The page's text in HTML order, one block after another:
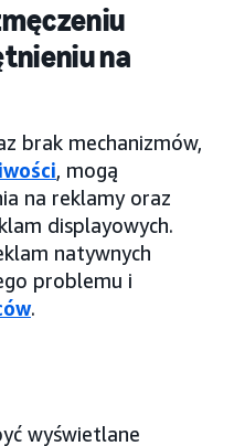
na
brak mechanizmów,
, mogą
na reklamy oraz
displayowych.
natywnych
problemu i
.
wyświetlane